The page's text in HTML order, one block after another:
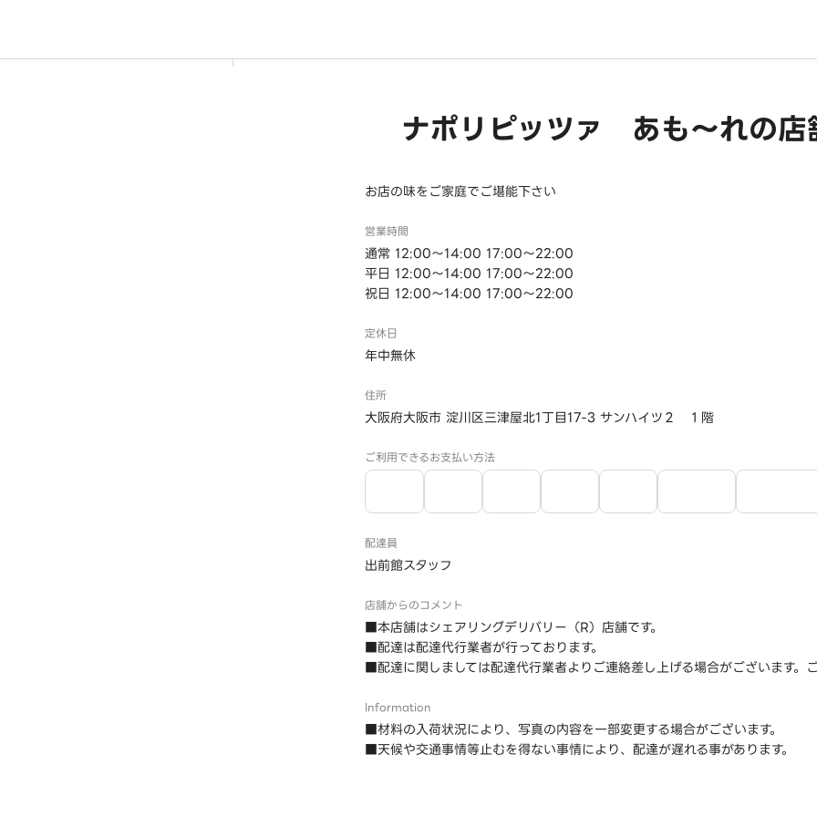
ナポリピッツァ あも～れの店
お店の味をご家庭でご堪能下さい
営業時間
通常 12:00～14:00 17:00～22:00
平日 12:00～14:00 17:00～22:00
祝日 12:00～14:00 17:00～22:00
定休日
年中無休
住所
大阪府大阪市 淀川区三津屋北1丁目17-3 サンハイツ２ １階
ご利用できるお支払い方法
配達員
出前館スタッフ
店舗からのコメント
■本店舗はシェアリングデリバリー（R）店舗です。
■配達は配達代行業者が行っております。
■配達に関しましては配達代行業者よりご連絡差し上げる場合がございます。
Information
■材料の入荷状況により、写真の内容を一部変更する場合がございます。
■天候や交通事情等止むを得ない事情により、配達が遅れる事があります。